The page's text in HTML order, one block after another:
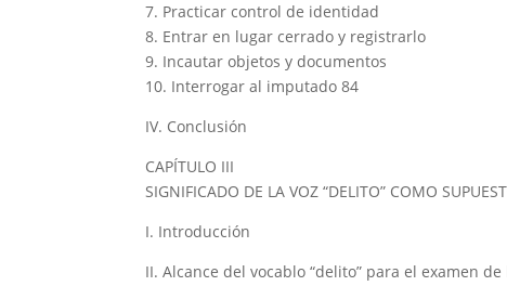
7. Practicar control de identidad
8. Entrar en lugar cerrado y registrarlo
9. Incautar objetos y documentos
10. Interrogar al imputado 84
IV. Conclusión
CAPÍTULO III
SIGNIFICADO DE LA VOZ “DELITO” COMO
I. Introducción
II. Alcance del vocablo “delito” para el examen